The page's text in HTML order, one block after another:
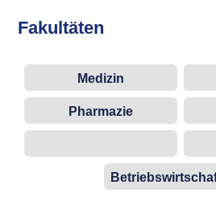
Fakultäten
Medizin
Pharmazie